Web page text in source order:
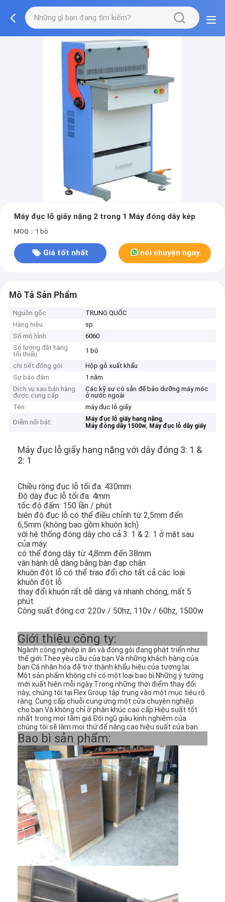
Máy đục lỗ giấy nặng 2 trong 1 Máy đóng dây kép
MOQ：1 bộ
Giá tốt nhất nói chuyện ngay.
Mô Tả Sản Phẩm
Nguồn gốc
TRUNG QUỐC
Hàng hiệu
sp
Số mô hình
6060
Số lượng đặt hàng
tối thiểu
1 bộ
chi tiết đóng gói
Hộp gỗ xuất khẩu
Sự bảo đảm
1 năm
Dịch vụ sau bán hàng
được cung cấp
Các kỹ sư có sẵn để bảo dưỡng máy móc
ở nước ngoài
Tên
máy đục lỗ giấy
Điểm nổi bật:
Máy đục lỗ giấy hạng nặng,
Máy đóng dây 1500w, Máy đục lỗ dây giấy
Máy đục lỗ giấy hạng nặng với dây đóng 3: 1 &
2: 1
Chiều rộng đục lỗ tối đa: 430mm
Độ dày đục lỗ tối đa: 4mm
tốc độ đấm: 150 lần / phút
biên độ đục lỗ có thể điều chỉnh từ 2,5mm đến
6,5mm (không bao gồm khuôn lịch)
với hệ thống đóng dây cho cả 3: 1 & 2: 1 ở mặt sau
của máy
có thể đóng dây từ 4,8mm đến 38mm
vận hành dễ dàng bằng bàn đạp chân
khuôn đột lỗ có thể trao đổi cho tất cả các loại
khuôn đột lỗ
thay đổi khuôn rất dễ dàng và nhanh chóng, mất 5
phút
Công suất động cơ: 220v / 50hz, 110v / 60hz, 1500w
Giới thiệu công ty:
Ngành công nghiệp in ấn và đóng gói đang phát triển như
thế giới.Theo yêu cầu của bạn.Và những khách hàng của
bạn.Cá nhân hóa đã trở thành khẩu hiệu của tương lai.
Một sản phẩm không chỉ có một loại bao bì.Những ý tưởng
mới xuất hiện mỗi ngày.Trong những thời điểm thay đổi
này, chúng tôi tại Flex Group tập trung vào một mục tiêu rõ
ràng: Cung cấp chuỗi cung ứng một cửa chuyên nghiệp
cho bạn.Và không chỉ ở phân khúc cao cấp.Hiệu suất tốt
nhất trong mọi tầm giá.Đội ngũ giàu kinh nghiệm của
chúng tôi sẽ làm mọi thứ để nâng cao hiệu suất của bạn.
Bao bì sản phẩm: